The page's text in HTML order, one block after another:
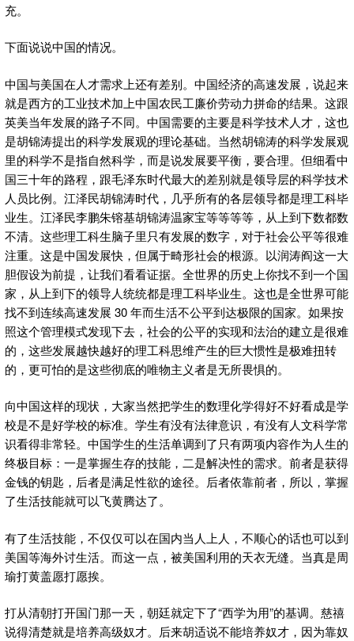
充。
下面说说中国的情况。
中国与美国在人才需求上还有差别。中国经济的高速发展，说起来
就是西方的工业技术加上中国农民工廉价劳动力拼命的结果。这跟
英美当年发展的路子不同。中国需要的主要是科学技术人才，这也
是胡锦涛提出的科学发展观的理论基础。当然胡锦涛的科学发展观
里的科学不是指自然科学，而是说发展要平衡，要合理。但细看中
国三十年的路程，跟毛泽东时代最大的差别就是领导层的科学技术
人员比例。江泽民胡锦涛时代，几乎所有的各层领导都是理工科毕
业生。江泽民李鹏朱镕基胡锦涛温家宝等等等等，从上到下数都数
不清。这些理工科生脑子里只有发展的数字，对于社会公平等很难
注重。这是中国发展快，但属于畸形社会的根源。以润涛阎这一大
胆假设为前提，让我们看看证据。全世界的历史上你找不到一个国
家，从上到下的领导人统统都是理工科毕业生。这也是全世界可能
找不到连续高速发展 30 年而生活不公平到达极限的国家。如果按
照这个管理模式发现下去，社会的公平的实现和法治的建立是很难
的，这些发展越快越好的理工科思维产生的巨大惯性是极难扭转
的，更可怕的是这些彻底的唯物主义者是无所畏惧的。
向中国这样的现状，大家当然把学生的数理化学得好不好看成是学
校是不是好学校的标准。学生有没有法律意识，有没有人文科学常
识看得非常轻。中国学生的生活单调到了只有两项内容作为人生的
终极目标：一是掌握生存的技能，二是解决性的需求。前者是获得
金钱的钥匙，后者是满足性欲的途径。后者依靠前者，所以，掌握
了生活技能就可以飞黄腾达了。
有了生活技能，不仅仅可以在国内当人上人，不顺心的话也可以到
美国等海外讨生活。而这一点，被美国利用的天衣无缝。当真是周
瑜打黄盖愿打愿挨。
打从清朝打开国门那一天，朝廷就定下了“西学为用”的基调。慈禧
说得清楚就是培养高级奴才。后来胡适说不能培养奴才，因为靠奴